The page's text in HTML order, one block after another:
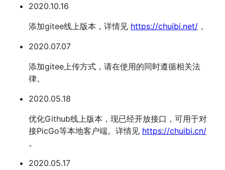
2020.10.16
添加gitee线上版本，详情见 https://chuibi.net/ 。
2020.07.07
添加gitee上传方式，请在使用的同时遵循相关法
律。
2020.05.18
优化Github线上版本，现已经开放接口，可用于对
接PicGo等本地客户端。详情见 https://chuibi.cn/
。
2020.05.17